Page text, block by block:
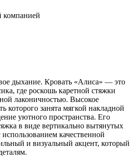
компанией
дыхание. Кровать «Алиса» — это
где роскошь каретной стяжки
лаконичностью. Высокое
которого занята мягкой накладной
уютного пространства. Его
в виде вертикально вытянутых
качественной
и визуальный акцент, который